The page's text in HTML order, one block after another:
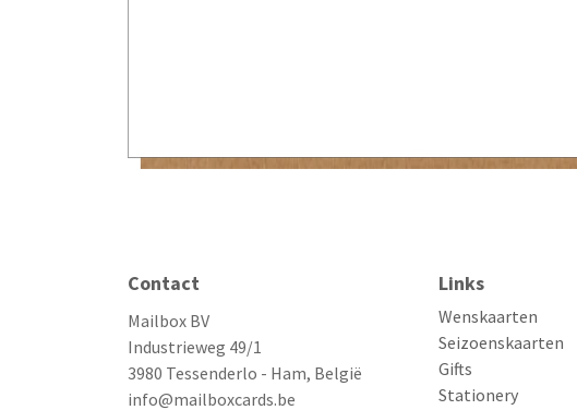
Contact
Mailbox BV
Industrieweg 49/1
3980 Tessenderlo - Ham, België
info@mailboxcards.be
Links
Wenskaarten
Seizoenskaarten
Gifts
Stationery